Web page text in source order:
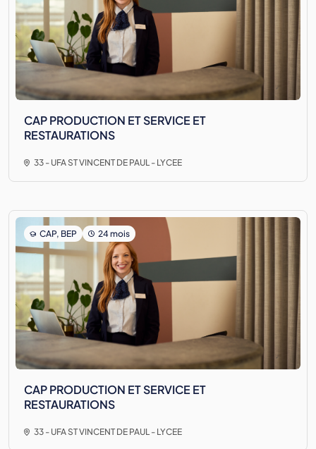
CAP PRODUCTION ET SERVICE ET
RESTAURATIONS
33 - UFA ST VINCENT DE PAUL - LYCEE
CAP, BEP 24 mois
CAP PRODUCTION ET SERVICE ET
RESTAURATIONS
33 - UFA ST VINCENT DE PAUL - LYCEE